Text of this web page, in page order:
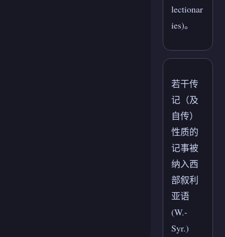
lectionar
ies)。
若干传
记（及
自传）
性质的
记事被
纳入西
部叙利
亚语
(W.-
Syr.)